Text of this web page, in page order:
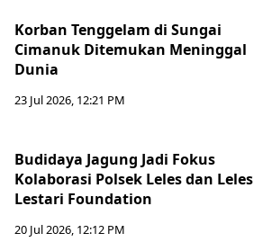
Korban Tenggelam di Sungai
Cimanuk Ditemukan Meninggal
Dunia
23 Jul 2026, 12:21 PM
Budidaya Jagung Jadi Fokus
Kolaborasi Polsek Leles dan Leles
Lestari Foundation
20 Jul 2026, 12:12 PM